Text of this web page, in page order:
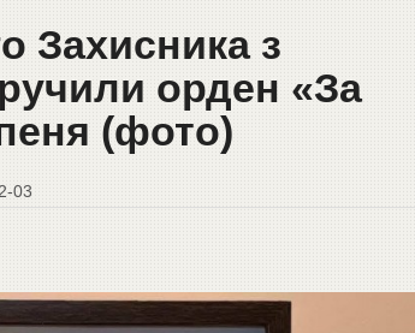
Захисника з
орден «За
(фото)
03